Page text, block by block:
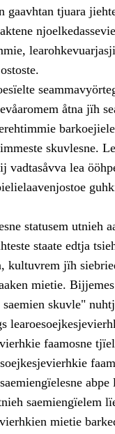
gaavhtan tjuara
åtna jïh
skuvlesne.
vadtasåvva lea
statusem utnieh
staate edtja
kultuvrem jïh
mietie.
skuvle"
faamosne
saemiengïelem
mietie